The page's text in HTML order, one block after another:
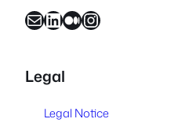
Mail LinkedIn MediumInstagram
Legal
Legal Notice